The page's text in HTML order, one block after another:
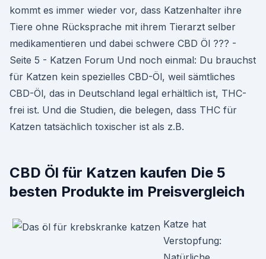
kommt es immer wieder vor, dass Katzenhalter ihre
Tiere ohne Rücksprache mit ihrem Tierarzt selber
medikamentieren und dabei schwere CBD Öl ??? -
Seite 5 - Katzen Forum Und noch einmal: Du brauchst
für Katzen kein spezielles CBD-Öl, weil sämtliches
CBD-Öl, das in Deutschland legal erhältlich ist, THC-
frei ist. Und die Studien, die belegen, dass THC für
Katzen tatsächlich toxischer ist als z.B.
CBD Öl für Katzen kaufen Die 5
besten Produkte im Preisvergleich
Katze hat
Verstopfung: